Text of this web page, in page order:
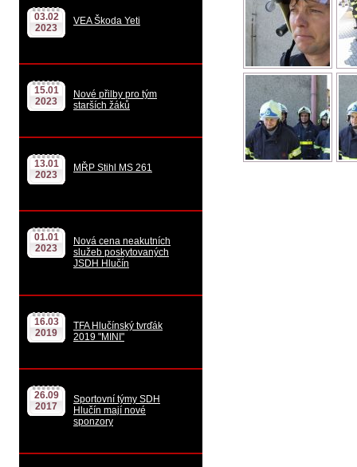
03.02
2023
VEA Škoda Yeti
15.01
2023
Nové přilby pro tým
starších žáků
13.01
2023
MŘP Stihl MS 261
01.01
2023
Nová cena neakutních
služeb poskytovaných
JSDH Hlučín
16.03
2019
TFA Hlučínský tvrďák
2019 "MINI"
26.09
2017
Sportovní týmy SDH
Hlučín mají nové
sponzory